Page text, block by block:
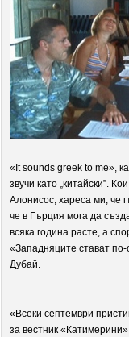
«It sounds greek to me»,
звучи като „китайски”.
Алонисос, хареса ми, че
че в Гърция мога да
всяка година расте, а
«Западняците стават
Дубай.
«Всеки септември
за вестник